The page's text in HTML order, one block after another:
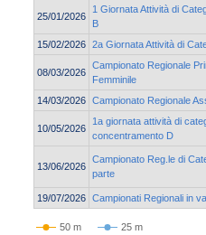
25/01/2026
1 Giornata Attività di
B
15/02/2026 2a Giornata Attività di
08/03/2026
Campionato Regionale
Femminile
14/03/2026 Campionato Regionale
10/05/2026
1a giornata attività di
concentramento D
13/06/2026
Campionato Reg.le di
parte
19/07/2026 Campionati Regionali in
50 m 25 m